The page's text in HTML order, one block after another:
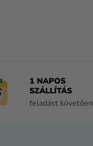
1 NAPOS
SZÁLLÍTÁS
feladást követően